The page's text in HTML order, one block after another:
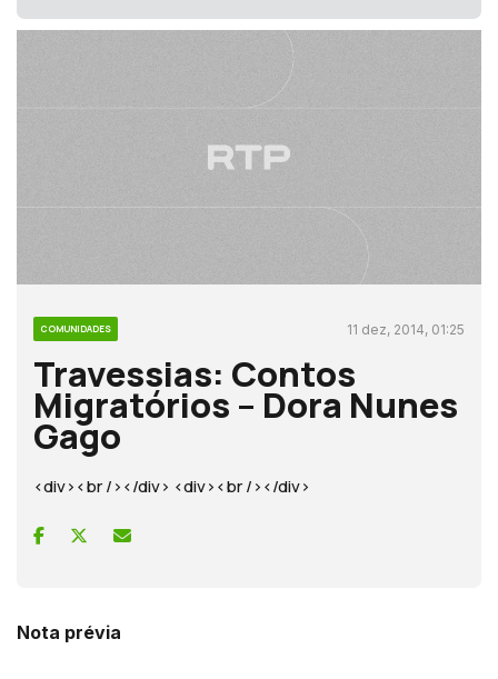
COMUNIDADES 11 dez, 2014, 01:25
Travessias: Contos
Migratórios – Dora Nunes
Gago
<div><br /></div> <div><br /></div>
Nota prévia